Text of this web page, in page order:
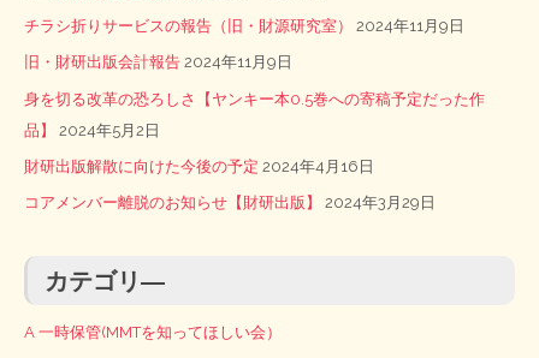
チラシ折りサービスの報告（旧・財源研究室） 2024年11月9日
旧・財研出版会計報告 2024年11月9日
身を切る改革の恐ろしさ【ヤンキー本0.5巻への寄稿予定だった作
品】
2024年5月2日
財研出版解散に向けた今後の予定 2024年4月16日
コアメンバー離脱のお知らせ【財研出版】 2024年3月29日
カテゴリ―
A 一時保管(MMTを知ってほしい会）